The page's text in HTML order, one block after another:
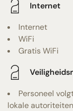
Internet
Internet
WiFi
Gratis WiFi
Personeel
lokale autoriteiten